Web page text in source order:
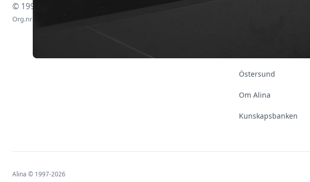
© 1997-2026
Org.nr: 556438-4260
Östersund
Om Alina
Kunskapsbanken
Alina © 1997-2026